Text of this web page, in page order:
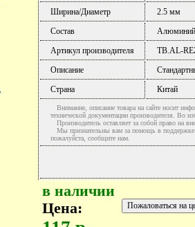
Ширина/Диаметр
2.5 мм
Состав
Алюминий
Артикул производителя
TB.AL-
Описание
Страна
Китай
Внимание, описание товара на сайте носит
технической документации производителя. Во
Производитель оставляет за собой право на
Мы признательны вам за помощь в поддержке
пожалуйста, сообщите нам.
в наличии
Цена: